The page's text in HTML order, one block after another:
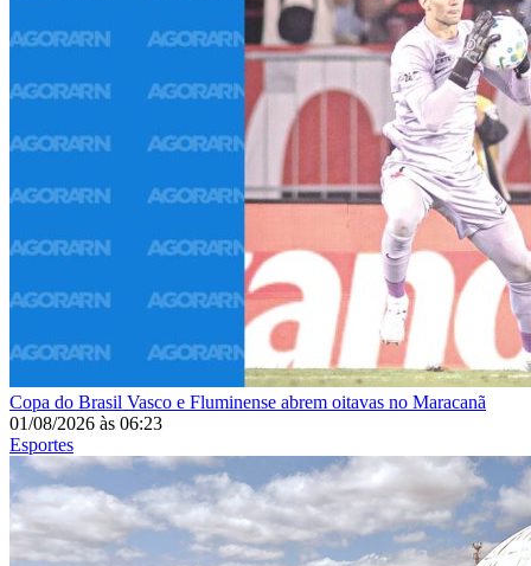
Copa do Brasil Vasco e Fluminense abrem oitavas no Maracanã
01/08/2026 às 06:23
Esportes